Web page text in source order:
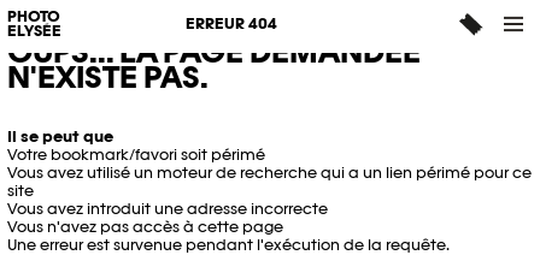
PHOTO
ELYSÉE
ERREUR 404
OUPS... LA PAGE DEMANDÉE
N'EXISTE PAS.
Il se peut que
Votre bookmark/favori soit périmé
Vous avez utilisé un moteur de recherche qui a un lien périmé pour ce
site
Vous avez introduit une adresse incorrecte
Vous n'avez pas accès à cette page
Une erreur est survenue pendant l'exécution de la requête.